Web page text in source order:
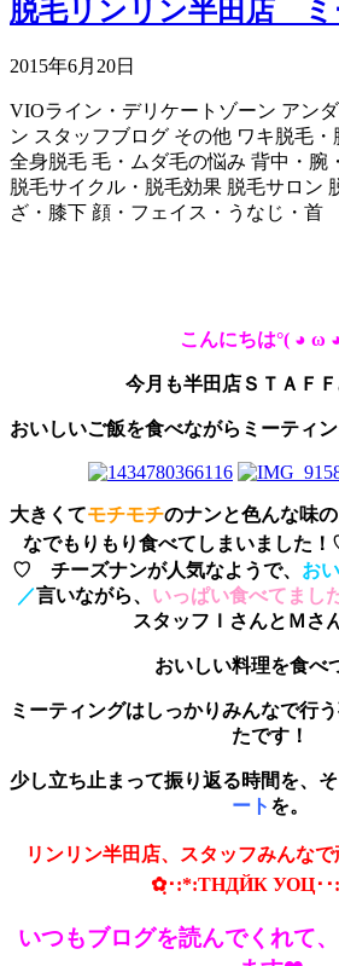
脱毛リンリン半田店
2015年6月20日
VIOライン・デリケートゾーン アン
ン スタッフブログ その他 ワキ脱毛・
全身脱毛 毛・ムダ毛の悩み 背中・腕
脱毛サイクル・脱毛効果 脱毛サロン
ざ・膝下 顔・フェイス・うなじ・首
こんにちは°( ◕ ω
今月も半田店ＳＴＡＦ
おいしいご飯を食べながらミーティ
大きくてモチモチのナンと色んな味の
なでもりもり食べてしまいまし
♡ チーズナンが人気なようで、 お
／言いながら、 いっぱい食べてまし
スタッフＩさんとＭさ
おいしい料理を食べ
ミーティングはしっかりみんなで行
たです！
少し立ち止まって振り返る時間を、
ート を。
リンリン半田店、スタッフみんな
✿ฺ･:*:ТНДЙК УОЦ･･
いつもブログを読んでくれて